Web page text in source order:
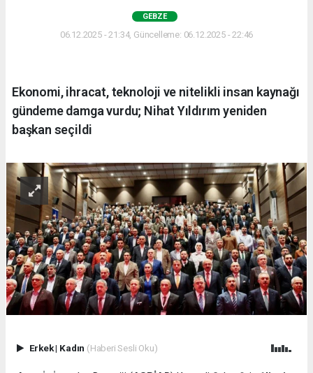
GEBZE
06.12.2025 - 21:34, Güncelleme: 06.12.2025 - 22:46
Ekonomi, ihracat, teknoloji ve nitelikli insan kaynağı
gündeme damga vurdu; Nihat Yıldırım yeniden
başkan seçildi
Erkek| Kadın (Haberi Sesli Oku)